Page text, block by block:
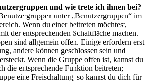
und wie trete ich ihnen bei?
unter „Benutzergruppen“ im
Wenn du einer beitreten möchtest,
der entsprechenden Schaltfläche machen.
sind allgemein offen. Einige erfordern erst
andere können geschlossen sein und
Wenn die Gruppe offen ist, kannst du
die entsprechende Funktion beitreten;
eine Freischaltung, so kannst du dich für